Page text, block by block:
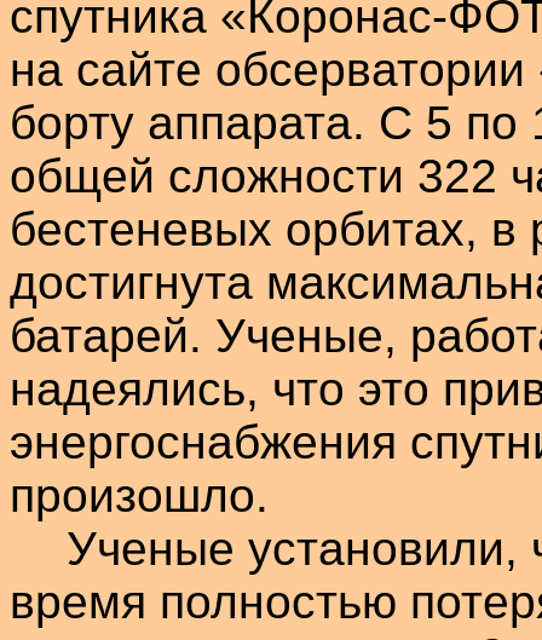
спутника «Коронас-
на сайте обсерватории
борту аппарата. С 5 по
общей сложности 322
бестеневых орбитах, в
достигнута
батарей. Ученые,
надеялись, что это
энергоснабжения
произошло.
Ученые установили,
время полностью